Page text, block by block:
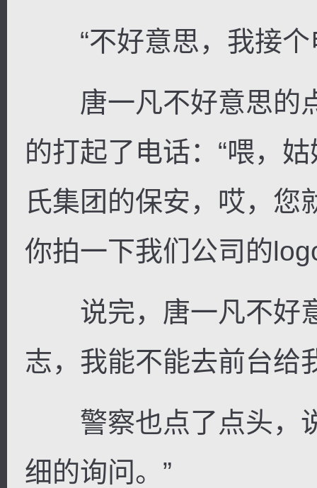
“不好意思，我接个
唐一凡不好意思的
的打起了电话：“喂，
氏集团的保安，哎，您
你拍一下我们公司的
说完，唐一凡不好意
志，我能不能去前台给
警察也点了点头，说
细的询问。”